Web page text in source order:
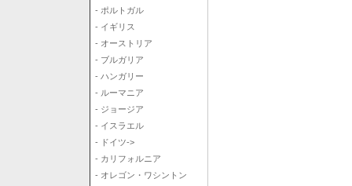
- ポルトガル
- イギリス
- オーストリア
- ブルガリア
- ハンガリー
- ルーマニア
- ジョージア
- イスラエル
- ドイツ->
- カリフォルニア
- オレゴン・ワシントン